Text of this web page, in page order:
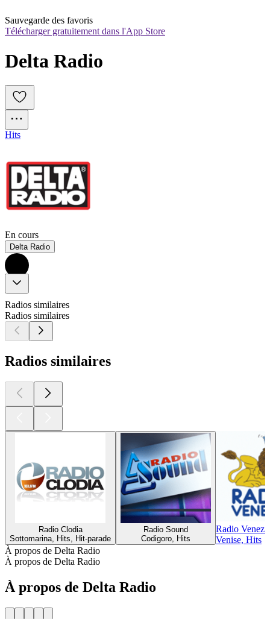
Sauvegarde des favoris
Télécharger gratuitement dans l'App Store
Delta Radio
Hits
En cours
Delta Radio
Radios similaires
Radios similaires
Radios similaires
Radio Clodia
Sottomarina, Hits, Hit-parade
Radio Sound
Codigoro, Hits
Radio
Venise, Hits
À propos de Delta Radio
À propos de Delta Radio
À propos de Delta Radio